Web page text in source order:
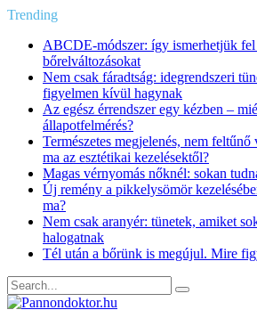
Trending
ABCDE‑módszer: így ismerhetjük
bőrelváltozásokat
Nem csak fáradtság: idegrendszeri
figyelmen kívül hagynak
Az egész érrendszer egy kézben –
állapotfelmérés?
Természetes megjelenés, nem
ma az esztétikai kezelésektől?
Magas vérnyomás nőknél: sokan
Új remény a pikkelysömör
ma?
Nem csak aranyér: tünetek, amiket
halogatnak
Tél után a bőrünk is megújul. Mire